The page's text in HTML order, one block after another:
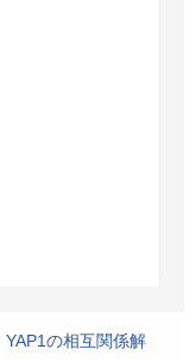
の相互関係解